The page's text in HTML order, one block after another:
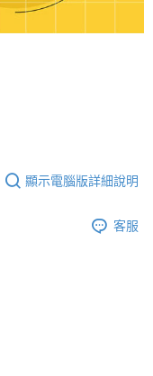
顯示電腦版詳細說明
客服